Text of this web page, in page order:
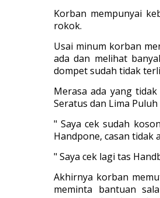
Korban mempunyai
rokok.
Usai minum korban
ada dan melihat
dompet sudah tidak
Merasa ada yang
Seratus dan Lima
" Saya cek sudah
Handpone, casan tidak
" Saya cek lagi tas
Akhirnya korban
meminta bantuan